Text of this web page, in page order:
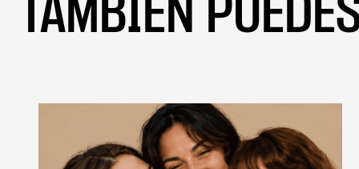
TAMBIÉN